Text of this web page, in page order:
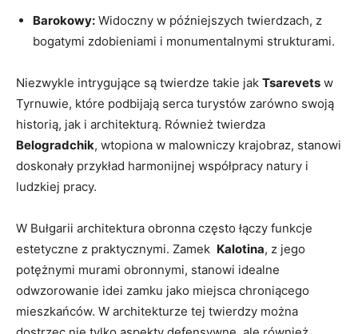
Barokowy: ⁣Widoczny w późniejszych twierdzach, z
bogatymi ​zdobieniami i​ monumentalnymi strukturami.
Niezwykle intrygujące są twierdze takie jak Tsarevets w
Tyrnuwie, które​ podbijają serca turystów zarówno swoją
historią, ​jak i ⁣architekturą. Również ⁤twierdza
Belogradchik, wtopiona w malowniczy krajobraz, stanowi
doskonały przykład harmonijnej ​współpracy natury i
ludzkiej pracy.
W⁢ Bułgarii⁤ architektura obronna często łączy⁢ funkcje
estetyczne z praktycznymi. Zamek ​ Kalotina,⁣ z jego
potężnymi murami obronnymi, stanowi idealne
odwzorowanie ⁤idei zamku jako miejsca chroniącego
mieszkańców.​ W⁤ architekturze tej twierdzy można